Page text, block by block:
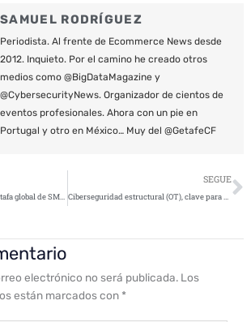
SAMUEL RODRÍGUEZ
Periodista. Al frente de Ecommerce News desde
2012. Inquieto. Por el camino he creado otros
medios como @BigDataMagazine y
@CybersecurityNews. Organizador de cientos de
eventos profesionales. Ahora con un pie en
Portugal y otro en México… Muy del @GetafeCF
Destapan la campaña de estafa global de SMS Premium «UltimaSMS», presente en Google Play Store
SEGUE
Ciberseguridad estructural (OT), clave para una protección integral de las instalaciones
electrónico no será publicada. Los
están marcados con *